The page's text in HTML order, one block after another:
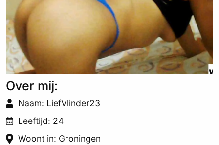
Over mij:
Naam: LiefVlinder23
Leeftijd: 24
Woont in: Groningen